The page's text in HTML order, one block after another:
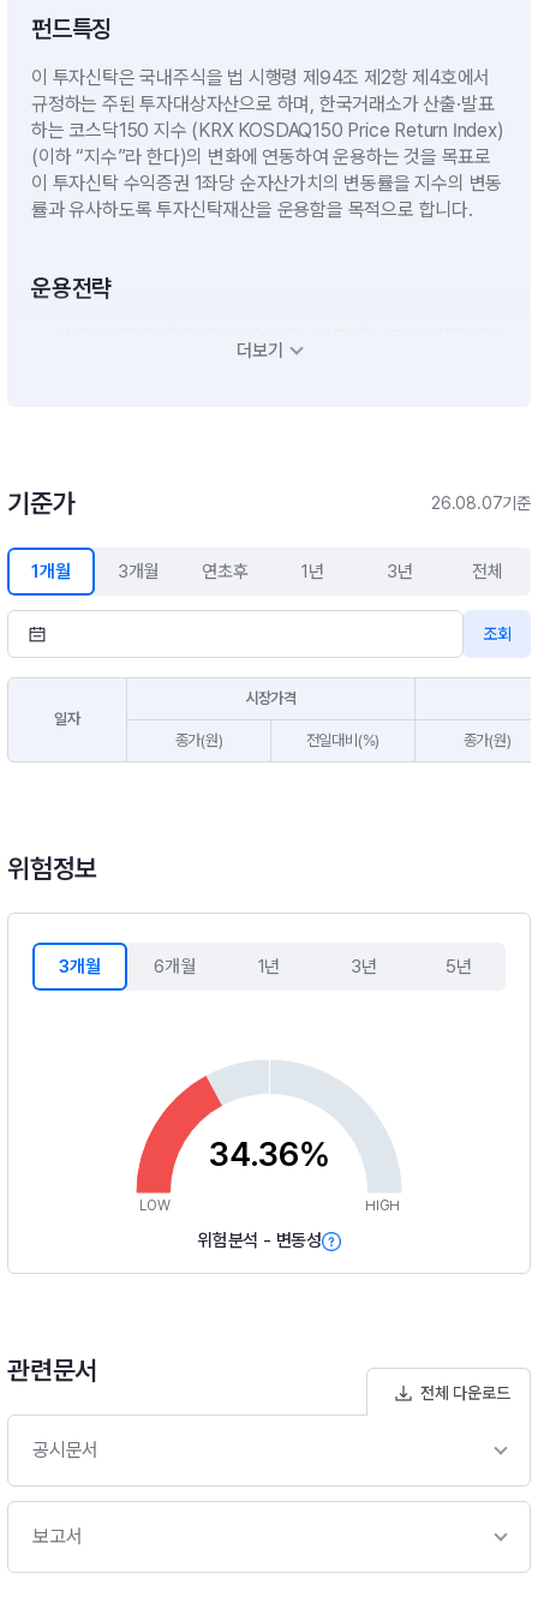
펀드특징
이 투자신탁은 국내주식을 법 시행령 제94조 제2항 제4호에서
규정하는 주된 투자대상자산으로 하며, 한국거래소가 산출·발표
하는 코스닥150 지수 (KRX KOSDAQ150 Price Return Index)
(이하 “지수”라 한다)의 변화에 연동하여 운용하는 것을 목표로
이 투자신탁 수익증권 1좌당 순자산가치의 변동률을 지수의 변동
률과 유사하도록 투자신탁재산을 운용함을 목적으로 합니다.
운용전략
― 이 투자신탁은 한국거래소가 산출ㆍ발표하는 코스닥150 지수
(KRX KOSDAQ150 Price Return Index)를 기초지수로 하는 상
대부분을 편입하는 것을 원칙으로 합니다. 다만, 집합투자업자가
추적오차 최소화 등을 위하여 필요하다고 판단하는 경우 주가지
수선물 등의 파생상품에 투자할 수도 있으며, 신규 편입 예정종목
에도 투자할 수 있습니다.※ 비교지수 : [코스닥150 지수(KRX K
OSDAQ150 Price Return Index) × 100%]
더보기
기준가 26.08.07기준
1개월 3개월 연초후 1년 3년 전체
조회
일자
시장가격
종가(원) 전일대비(%) 종가(원)
위험정보
3개월 6개월 1년 3년 5년
34.36%
LOW HIGH
위험분석 - 변동성
관련문서
전체 다운로드
공시문서
보고서